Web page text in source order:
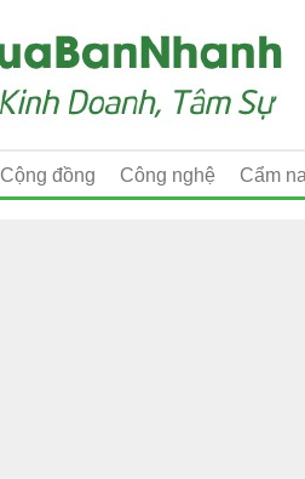
Cộng đồng Công nghệ Cẩm